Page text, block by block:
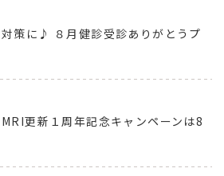
対策に♪ ８月健診受診ありがとうプ
MRI更新１周年記念キャンペーンは8